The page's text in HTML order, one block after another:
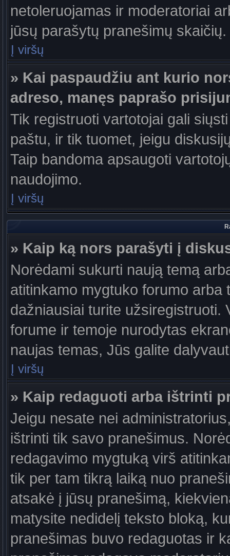
netoleruojamas ir moderatoriai
jūsų parašytų pranešimų skaičių.
Į viršų
» Kai paspaudžiu ant kurio
adreso, manęs paprašo
Tik registruoti vartotojai gali
paštu, ir tik tuomet, jeigu
Taip bandoma apsaugoti
naudojimo.
Į viršų
» Kaip ką nors parašyti į
Norėdami sukurti naują temą
atitinkamo mygtuko forumo
dažniausiai turite užsiregistruoti.
forume ir temoje nurodytas
naujas temas, Jūs galite
Į viršų
» Kaip redaguoti arba ištrinti
Jeigu nesate nei
ištrinti tik savo pranešimus.
redagavimo mygtuką virš
tik per tam tikrą laiką nuo
atsakė į jūsų pranešimą,
matysite nedidelį teksto bloką,
pranešimas buvo redaguotas ir